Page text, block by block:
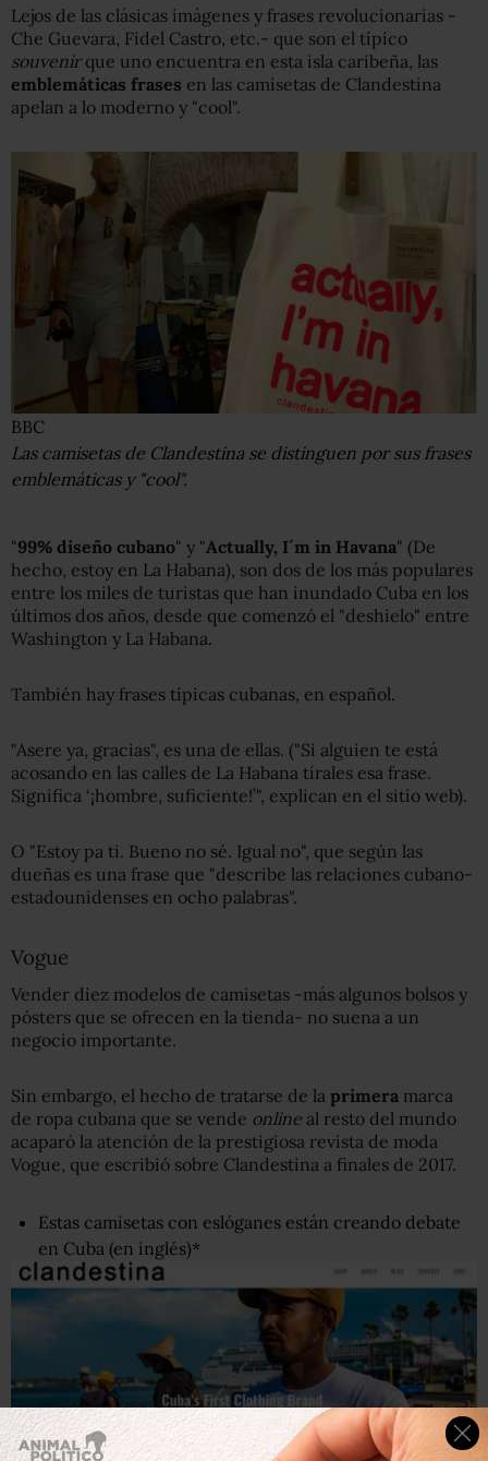
Lejos de las clásicas imágenes y frases revolucionarias -
Che Guevara, Fidel Castro, etc.- que son el típico
souvenirque uno encuentra en esta isla caribeña, las
emblemáticas frases en las camisetas de Clandestina
apelan a lo moderno y "cool".
BBC
Las camisetas de Clandestina se distinguen por sus frases
emblemáticas y "cool".
"99% diseño cubano" y "Actually, I´m in Havana" (De
hecho, estoy en La Habana), son dos de los más populares
entre los miles de turistas que han inundado Cuba en los
últimos dos años, desde que comenzó el "deshielo" entre
Washington y La Habana.
También hay frases típicas cubanas, en español.
"Asere ya, gracias", es una de ellas. ("Si alguien te está
acosando en las calles de La Habana tírales esa frase.
Significa ‘¡hombre, suficiente!’", explican en el sitio web).
O "Estoy pa ti. Bueno no sé. Igual no", que según las
dueñas es una frase que "describe las relaciones cubano-
estadounidenses en ocho palabras".
Vogue
Vender diez modelos de camisetas -más algunos bolsos y
pósters que se ofrecen en la tienda- no suena a un
negocio importante.
Sin embargo, el hecho de tratarse de la primera marca
de ropa cubana que se vende online al resto del mundo
acaparó la atención de la prestigiosa revista de moda
Vogue, que escribió sobre Clandestina a finales de 2017.
Estas camisetas con eslóganes están creando debate
en Cuba (en inglés)*